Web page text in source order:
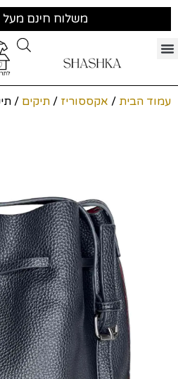
משלוח חינם מעל 199 ש״ח
עמוד הבית / אקססוריז / תיקים /